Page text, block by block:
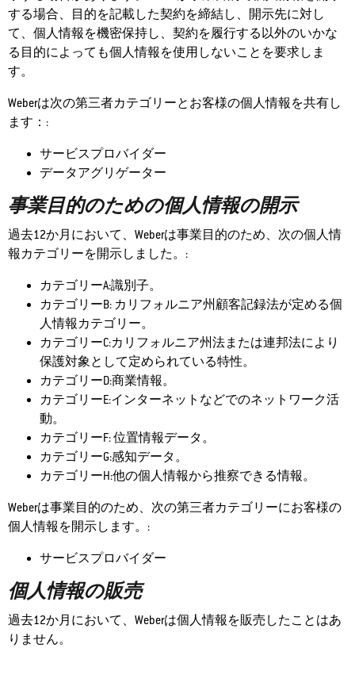
する場合、目的を記載した契約を締結し、開示先に対し
て、個人情報を機密保持し、契約を履行する以外のいかな
る目的によっても個人情報を使用しないことを要求しま
す。
Weberは次の第三者カテゴリーとお客様の個人情報を共有し
ます：:
サービスプロバイダー
データアグリゲーター
事業目的のための個人情報の開示
過去12か月において、Weberは事業目的のため、次の個人情
報カテゴリーを開示しました。:
カテゴリーA:識別子。
カテゴリーB: カリフォルニア州顧客記録法が定める個
人情報カテゴリー。
カテゴリーC:カリフォルニア州法または連邦法により
保護対象として定められている特性。
カテゴリーD:商業情報。
カテゴリーE:インターネットなどでのネットワーク活
動。
カテゴリーF: 位置情報データ。
カテゴリーG:感知データ。
カテゴリーH:他の個人情報から推察できる情報。
Weberは事業目的のため、次の第三者カテゴリーにお客様の
個人情報を開示します。:
サービスプロバイダー
個人情報の販売
過去12か月において、Weberは個人情報を販売したことはあ
りません。